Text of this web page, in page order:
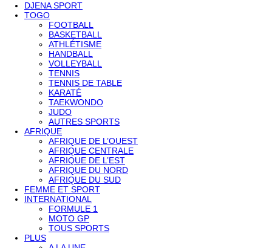
DJENA SPORT
TOGO
FOOTBALL
BASKETBALL
ATHLÉTISME
HANDBALL
VOLLEYBALL
TENNIS
TENNIS DE TABLE
KARATÉ
TAEKWONDO
JUDO
AUTRES SPORTS
AFRIQUE
AFRIQUE DE L’OUEST
AFRIQUE CENTRALE
AFRIQUE DE L’EST
AFRIQUE DU NORD
AFRIQUE DU SUD
FEMME ET SPORT
INTERNATIONAL
FORMULE 1
MOTO GP
TOUS SPORTS
PLUS